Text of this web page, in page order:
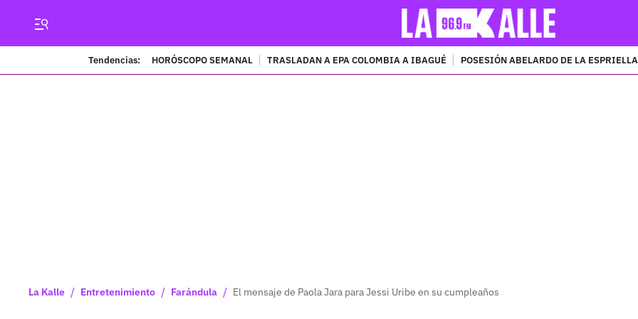
Tendencias: HORÓSCOPO SEMANAL TRASLADAN A EPA COLOMBIA A IBAGUÉ POSESIÓN ABELARDO DE LA ESPRIELLA
La Kalle / Entretenimiento / Farándula / El mensaje de Paola Jara para Jessi Uribe en su cumpleaños